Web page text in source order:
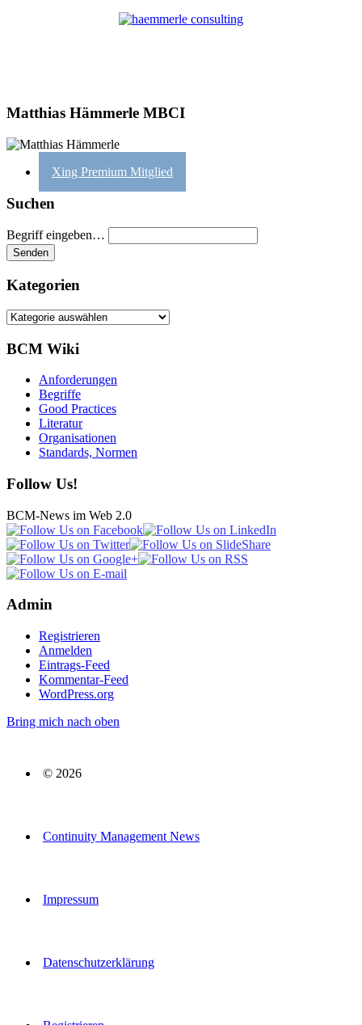
Matthias Hämmerle MBCI
Xing Premium Mitglied
Suchen
Begriff eingeben…
Kategorien
Kategorien
BCM Wiki
Anforderungen
Begriffe
Good Practices
Literatur
Organisationen
Standards, Normen
Follow Us!
BCM-News im Web 2.0
Admin
Registrieren
Anmelden
Eintrags-Feed
Kommentar-Feed
WordPress.org
Bring mich nach oben
© 2026
Continuity Management News
Impressum
Datenschutzerklärung